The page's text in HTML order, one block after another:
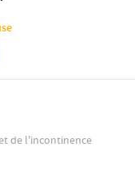
de l'incontinence